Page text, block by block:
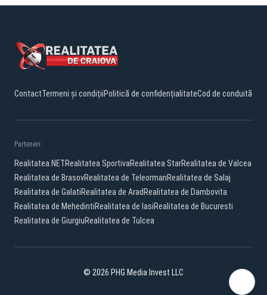
ContactTermeni și condițiiPolitică de confidențialitateCod de conduită
Parteneri:
Realitatea.NETRealitatea SportivaRealitatea StarRealitatea de Valcea
Realitatea de BrasovRealitatea de TeleormanRealitatea de Salaj
Realitatea de GalatiRealitatea de Arad Realitatea de Dambovita
Realitatea de MehedintiRealitatea de IasiRealitatea de Bucuresti
Realitatea de GiurgiuRealitatea de Tulcea
© 2026 PHG Media Invest LLC